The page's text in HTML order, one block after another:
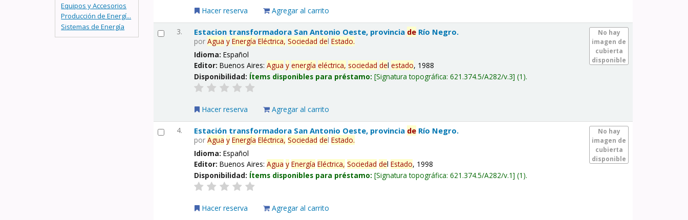
Equipos y Accesorios
Producción de Energí...
Sistemas de Energía
Hacer reserva Agregar al carrito
3.
No hay
imagen de
cubierta
disponible
Estacion transformadora San Antonio Oeste, provincia de Río Negro.
porAgua y Energía Eléctrica, Sociedad delEstado.
Idioma:Español
Editor:Buenos Aires:Agua y energía eléctrica, sociedad delestado, 1988
Disponibilidad: Ítems disponibles para préstamo: Signatura topográfica:621.374.5/A282/v.3 (1).
Hacer reserva Agregar al carrito
4.
No hay
imagen de
cubierta
disponible
Estación transformadora San Antonio Oeste, provincia de Río Negro.
porAgua y Energía Eléctrica, Sociedad delEstado.
Idioma:Español
Editor:Buenos Aires:Agua y Energía Eléctrica, Sociedad delEstado, 1998
Disponibilidad: Ítems disponibles para préstamo: Signatura topográfica:621.374.5/A282/v.1 (1).
Hacer reserva Agregar al carrito